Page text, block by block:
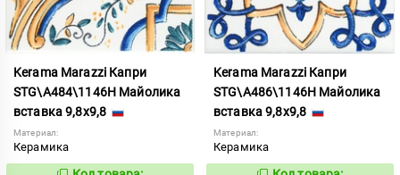
Kerama Marazzi Капри
STG\A484\1146H Майолика
вставка 9,8x9,8
Материал:
Керамика
Kerama Marazzi Капри
STG\A486\1146H Майолика
вставка 9,8x9,8
Материал:
Керамика